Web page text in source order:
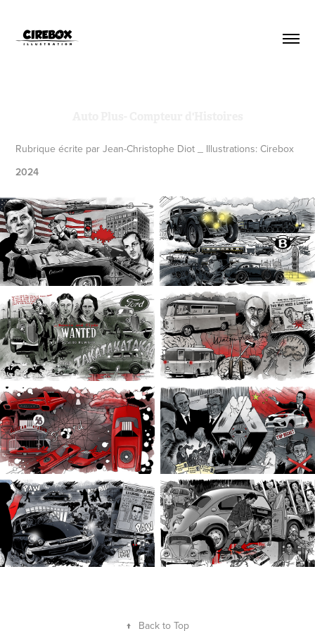
Rubrique écrite par Jean-Christophe Diot _ Illustrations: Cirebox
2024
↑ Back to Top